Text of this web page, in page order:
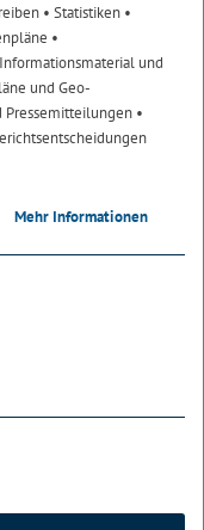
• Statistiken •
•
und
und Geo-
•
Mehr Informationen